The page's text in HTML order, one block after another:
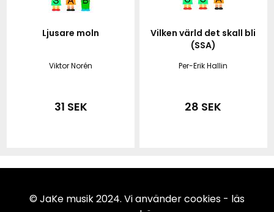
Ljusare moln
Viktor Norén
31 SEK
Vilken värld det skall bli
(SSA)
Per-Erik Hallin
28 SEK
© JaKe musik 2024. Vi använder cookies - läs